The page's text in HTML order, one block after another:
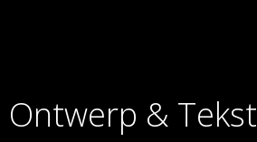
Ontwerp & Tekst